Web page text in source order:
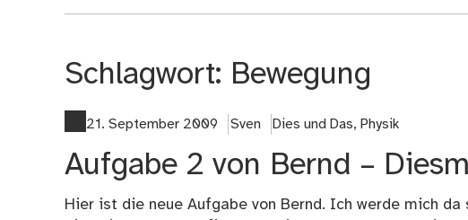
Schlagwort: Bewegung
21. September 2009 Sven Dies und Das, Physik
Aufgabe 2 von Bernd –
Hier ist die neue Aufgabe von Bernd. Ich werde mich